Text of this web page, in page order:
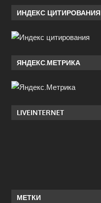
ИНДЕКС ЦИТИРОВАНИЯ
ЯНДЕКС.МЕТРИКА
LIVEINTERNET
МЕТКИ